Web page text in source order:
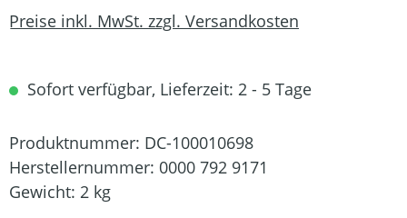
Preise inkl. MwSt. zzgl. Versandkosten
Sofort verfügbar, Lieferzeit: 2 - 5 Tage
Produktnummer: DC-100010698
Herstellernummer: 0000 792 9171
Gewicht: 2 kg